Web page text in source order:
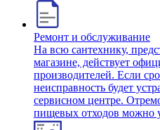
Ремонт и обслуживание
На всю сантехнику,
магазине, действует
производителей. Если
неисправность будет
сервисном центре.
пищевых отходов можно